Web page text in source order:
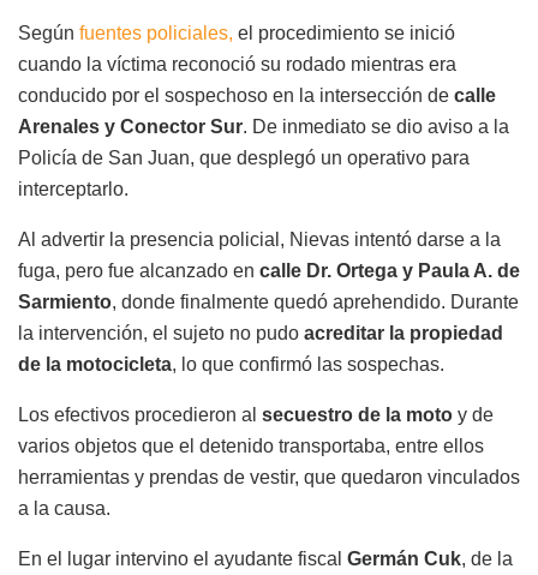
Según fuentes policiales, el procedimiento se inició
cuando la víctima reconoció su rodado mientras era
conducido por el sospechoso en la intersección de calle
Arenales y Conector Sur. De inmediato se dio aviso a la
Policía de San Juan, que desplegó un operativo para
interceptarlo.
Al advertir la presencia policial, Nievas intentó darse a la
fuga, pero fue alcanzado en calle Dr. Ortega y Paula A. de
Sarmiento, donde finalmente quedó aprehendido. Durante
la intervención, el sujeto no pudo acreditar la propiedad
de la motocicleta, lo que confirmó las sospechas.
Los efectivos procedieron al secuestro de la moto y de
varios objetos que el detenido transportaba, entre ellos
herramientas y prendas de vestir, que quedaron vinculados
a la causa.
En el lugar intervino el ayudante fiscal Germán Cuk, de la